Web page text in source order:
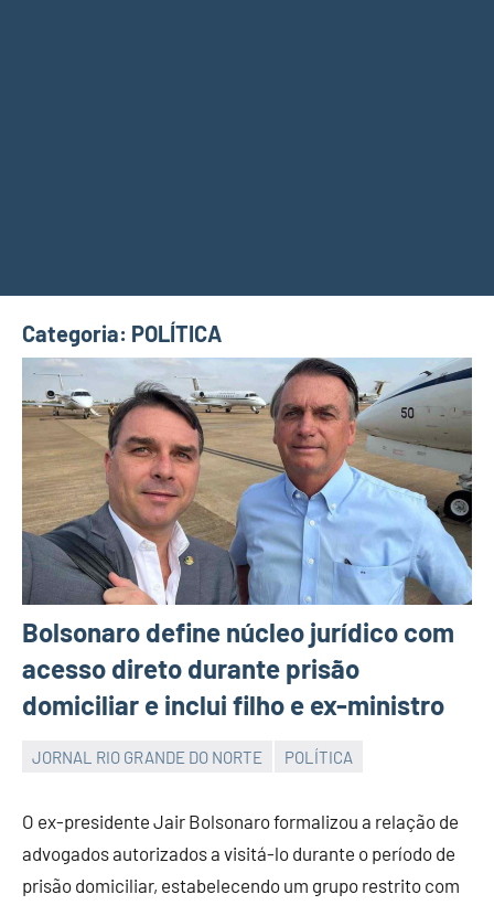
Categoria: POLÍTICA
Bolsonaro define núcleo jurídico com
acesso direto durante prisão
domiciliar e inclui filho e ex-ministro
JORNAL RIO GRANDE DO NORTE POLÍTICA
GRANDE
DO
NORTE
O ex-presidente Jair Bolsonaro formalizou a relação de
advogados autorizados a visitá-lo durante o período de
prisão domiciliar, estabelecendo um grupo restrito com